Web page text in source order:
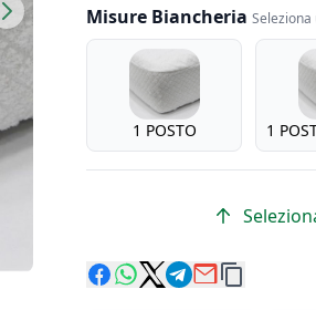
Misure Biancheria
misure biancheria
1 POSTO 1